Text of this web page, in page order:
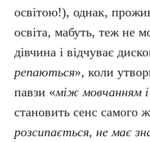
освітою!), однак,
освіта, мабуть, теж не
дівчина і відчуває
репаються», коли
павзи «між мовчанням і
становить сенс самого
розсипається, не має